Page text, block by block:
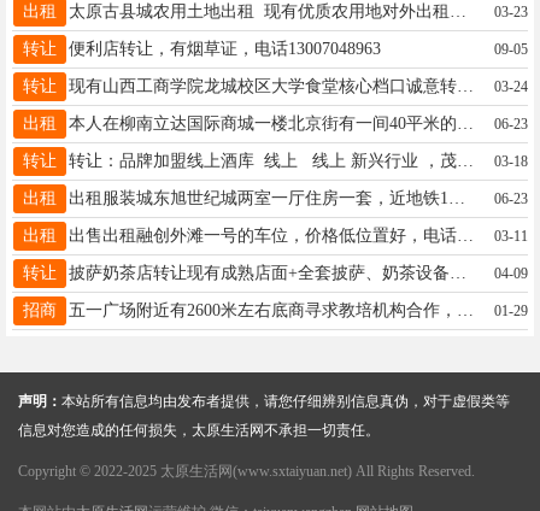
出租 03-23
转让 便利店转让，有烟草证，电话13007048963 09-05
转让 现有山西工商学院龙城校区大学食堂核心档口诚意转让，地理位置优越，位于人流密集区域，每日固定师生客源超8000人，消费需求稳定。档口面积大（相当于两个窗口，装修完好，无需额外投入即可正常运营，可实地考察。 日均营业额稳定可观。食堂管理规范，租金合理，无隐性成本，适合创业新手或扩大经营的创业者。电话19034919789 03-24
出租 06-23
转让 转让：品牌加盟线上酒库 线上 线上 新兴行业 ，茂业商圈，手续齐全，生意稳定，夫妻两人即可，机会难得，先到先得电话13613457328李女士 03-18
出租 06-23
出租 出售出租融创外滩一号的车位，价格低位置好，电话17835170078 03-11
转让 04-09
招商 01-29
声明： 本站所有信息均由发布者提供，请您仔细辨别信息真伪，对于虚假类等
信息对您造成的任何损失，太原生活网不承担一切责任。
Copyright © 2022-2025 太原生活网(www.sxtaiyuan.net) All Rights Reserved.